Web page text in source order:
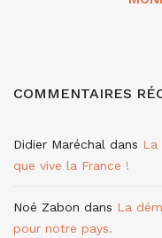
COMMENTAIRES
Didier Maréchal dans La
que vive la France !
Noé Zabon dans La
pour notre pays.